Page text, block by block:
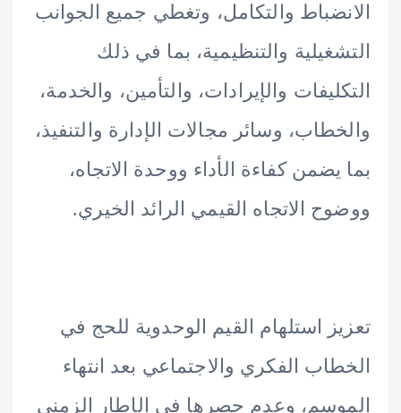
والتكامل، وتغطي جميع الجوانب
والتنظيمية، بما في ذلك
والإيرادات، والتأمين، والخدمة،
وسائر مجالات الإدارة والتنفيذ،
كفاءة الأداء ووحدة الاتجاه،
الاتجاه القيمي الرائد الخيري.
استلهام القيم الوحدوية للحج في
الفكري والاجتماعي بعد انتهاء
وعدم حصرها في الإطار الزمني